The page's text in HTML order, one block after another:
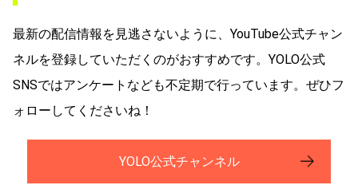
最新の配信情報を見逃さないように、YouTube公式チャン
ネルを登録していただくのがおすすめです。YOLO公式
SNSではアンケートなども不定期で行っています。ぜひフ
ォローしてくださいね！
YOLO公式チャンネル